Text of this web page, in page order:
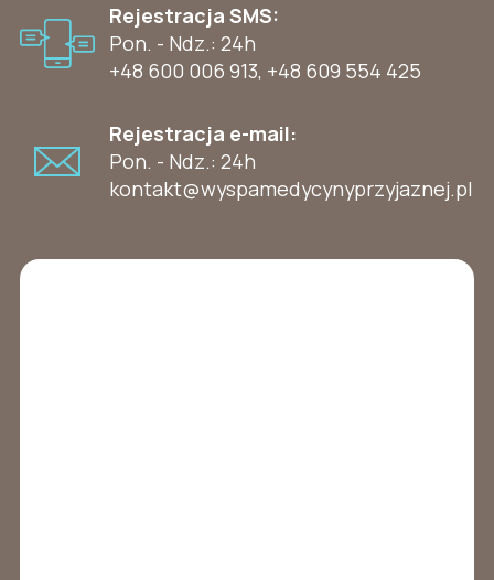
Rejestracja SMS:
Pon. - Ndz.: 24h
+48 600 006 913, +48 609 554 425
Rejestracja e-mail:
Pon. - Ndz.: 24h
kontakt@wyspamedycynyprzyjaznej.pl